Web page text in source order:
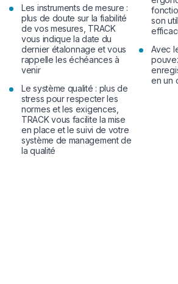
Les instruments de mesure :
plus de doute sur la fiabilité
de vos mesures, TRACK
vous indique la date du
dernier étalonnage et vous
rappelle les échéances à
venir
Le système qualité : plus de
stress pour respecter les
normes et les exigences,
TRACK vous facilite la mise
en place et le suivi de votre
système de management de
la qualité
son
Avec
en un